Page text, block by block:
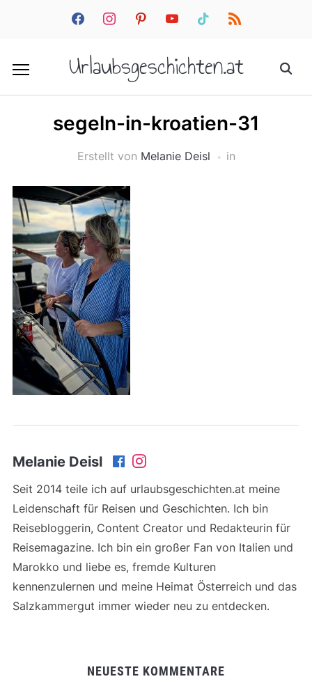
facebookinstagrampinterestyoutube tiktok rss
Urlaubsgeschichten.at
segeln-in-kroatien-31
Erstellt von Melanie Deisl in
Melanie Deisl
Seit 2014 teile ich auf urlaubsgeschichten.at meine
Leidenschaft für Reisen und Geschichten. Ich bin
Reisebloggerin, Content Creator und Redakteurin für
Reisemagazine. Ich bin ein großer Fan von Italien und
Marokko und liebe es, fremde Kulturen
kennenzulernen und meine Heimat Österreich und das
Salzkammergut immer wieder neu zu entdecken.
NEUESTE KOMMENTARE